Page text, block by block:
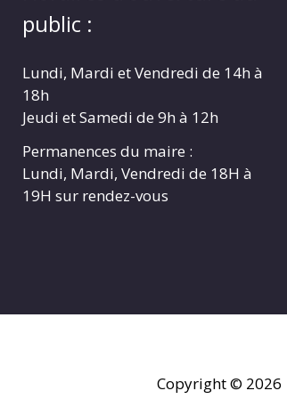
public :
Lundi, Mardi et Vendredi de 14h à
18h
Jeudi et Samedi de 9h à 12h
Permanences du maire :
Lundi, Mardi, Vendredi de 18H à
19H sur rendez-vous
Copyright © 2026